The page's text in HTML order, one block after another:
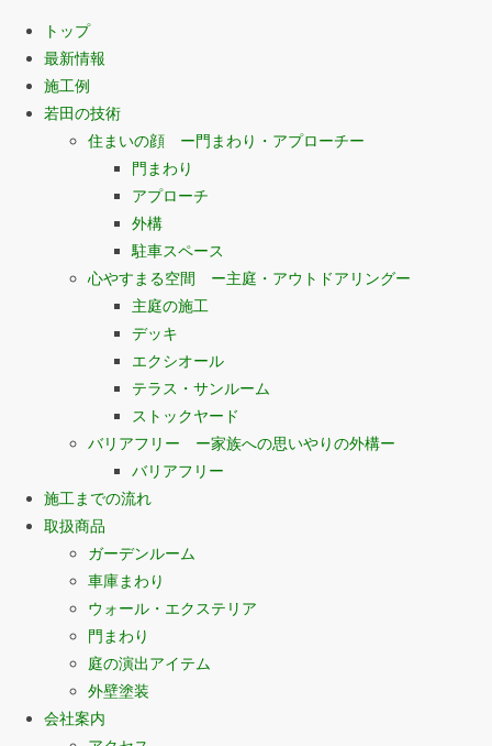
トップ
最新情報
施工例
若田の技術
住まいの顔 ー門まわり・アプローチー
門まわり
アプローチ
外構
駐車スペース
心やすまる空間 ー主庭・アウトドアリングー
主庭の施工
デッキ
エクシオール
テラス・サンルーム
ストックヤード
バリアフリー ー家族への思いやりの外構ー
バリアフリー
施工までの流れ
取扱商品
ガーデンルーム
車庫まわり
ウォール・エクステリア
門まわり
庭の演出アイテム
外壁塗装
会社案内